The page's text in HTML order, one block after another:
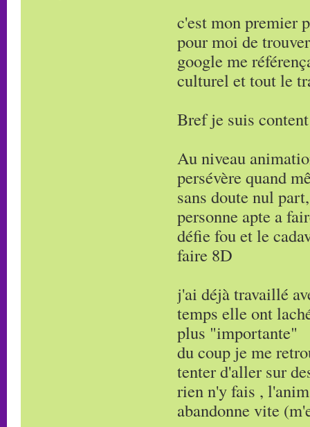
c'est mon premier
pour moi de
google me
culturel et tout le
Bref je suis
Au niveau
persévère quand
sans doute nul
personne apte a
défie fou et le
faire 8D
j'ai déjà travaillé
temps elle ont
plus "importante"
du coup je me
tenter d'aller sur
rien n'y fais ,
abandonne vite